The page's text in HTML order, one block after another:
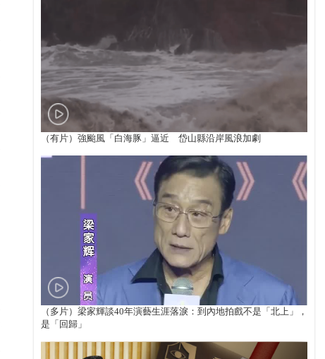
（有片）強颱風「白海豚」逼近 岱山縣沿岸風浪加劇
（多片）梁家輝談40年演藝生涯落淚：到內地拍戲不是「北上」，
是「回歸」